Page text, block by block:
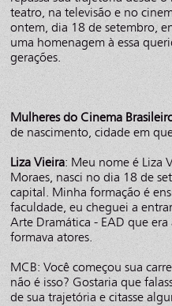
teatro, na televisão e no
ontem, dia 18 de setembro,
uma homenagem à essa
gerações.
Mulheres do Cinema
de nascimento, cidade em
Liza Vieira: Meu nome é Liza
Moraes, nasci no dia 18 de
capital. Minha formação é
faculdade, eu cheguei a
Arte Dramática - EAD que
formava atores.
MCB: Você começou sua
não é isso? Gostaria que
de sua trajetória e citasse